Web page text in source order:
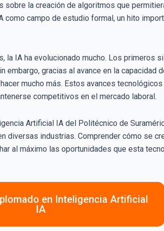
la creación de algoritmos que
como campo de estudio formal, un hito
la IA ha evolucionado mucho. Los
embargo, gracias al avance en la
mucho más. Estos avances tecnológicos
competitivos en el mercado laboral.
Artificial IA del Politécnico de
diversas industrias. Comprender cómo se
al máximo las oportunidades que esta
en Inteligencia Artificial
IA